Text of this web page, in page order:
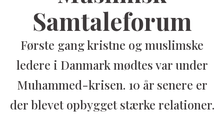
Samtaleforum
Første gang kristne og muslimske
ledere i Danmark mødtes var under
Muhammed-krisen. 10 år senere er
der blevet opbygget stærke relationer.